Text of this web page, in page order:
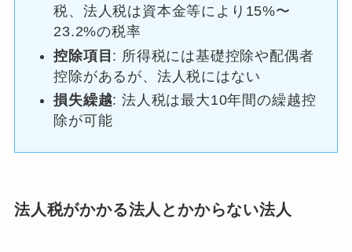
税、法人税は資本金等により15%〜
23.2%の税率
控除項目 : 所得税には基礎控除や配偶者
控除があるが、法人税にはない
損失繰越: 法人税は最大10年間の繰越控
除が可能
法人税がかかる法人とかからない法人